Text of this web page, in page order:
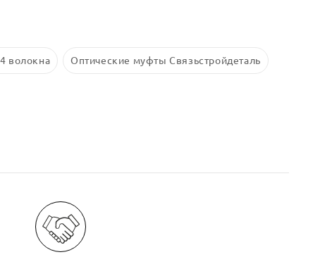
волокна Оптические муфты Связьстройдеталь